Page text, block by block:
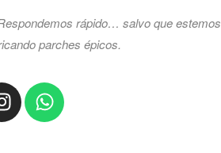
rápido… salvo que estemos
parches épicos.